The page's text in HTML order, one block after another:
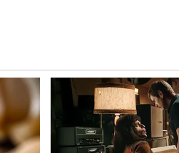
ಆಕೆಯ ಸಂಬಂಧದ ಬಗ್ಗೆ
ಮಾಡಿದ್ದಾರೆ ಎಂದು ಯುವಕ
ಸಹ ತೆಗೆದುಕೊಂಡು